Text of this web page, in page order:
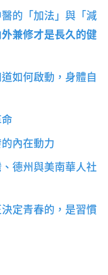
的「加法」與「減
兼修才是長久的健
如何啟動，身體自
內在動力
德州與美南華人社
定青春的，是習慣